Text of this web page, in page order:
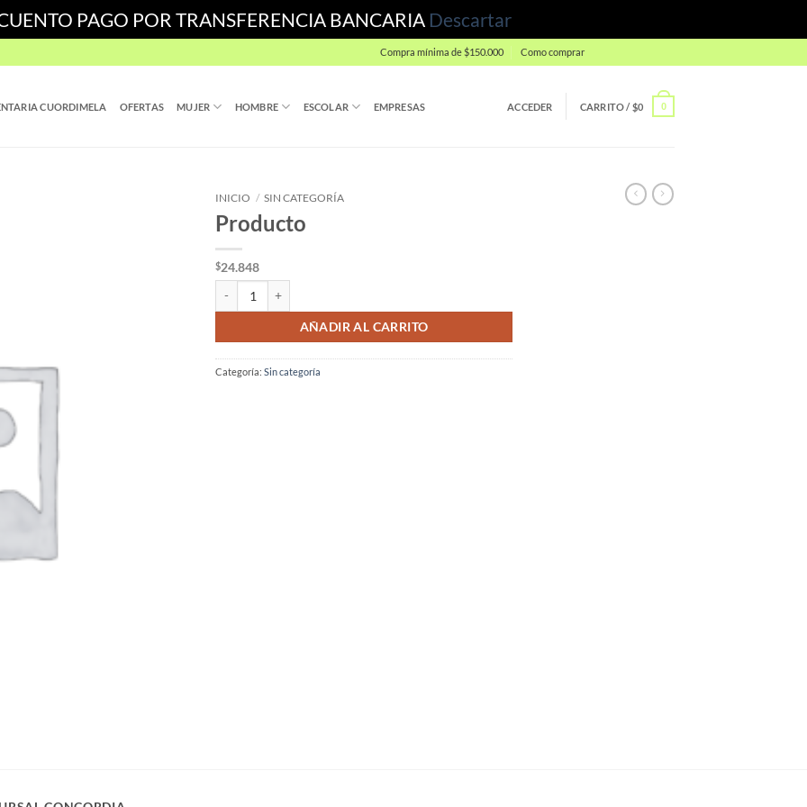
PAGO POR TRANSFERENCIA BANCARIA Descartar
Compra mínima de $150.000 Como comprar
CUORDIMELA OFERTAS MUJER HOMBRE ESCOLAR EMPRESAS ACCEDER CARRITO /$0 0
INICIO / SIN CATEGORÍA
Producto
$24.848
AÑADIR AL CARRITO
Categoría: Sin categoría